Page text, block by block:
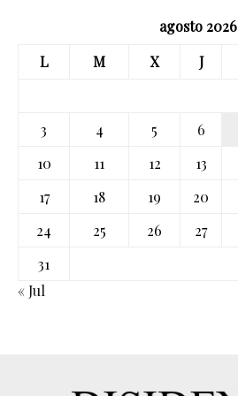
agosto 2026
L
M X J
3
4 5 6
10
11 12 13
17
18 19 20
24
25 26 27
31
« Jul